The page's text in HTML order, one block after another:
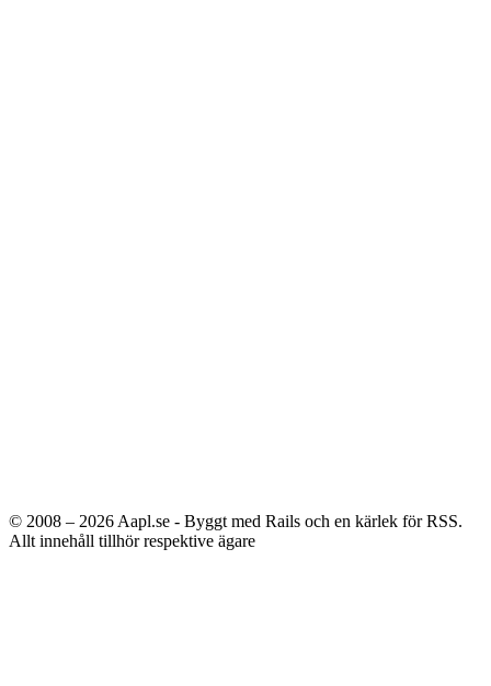
© 2008 – 2026 Aapl.se - Byggt med Rails och en kärlek för RSS.
Allt innehåll tillhör respektive ägare